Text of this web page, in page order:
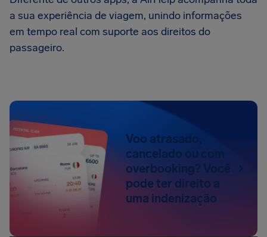
a sua experiência de viagem, unindo informações
em tempo real com suporte aos direitos do
passageiro.
Voo atrasado,
cancelado ou com
overbooking? Você
pode ter direito a
uma indenização